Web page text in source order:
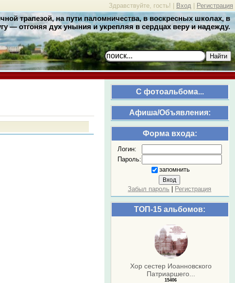
Здравствуйте, гость! | Вход Регистрация
трапезой, на пути паломничества, в воскресных школах, в
— отгоняя дух уныния и укрепляя в сердцах веру и надежду.
Найти
C фотоальбома...
Афиша/Объявления:
Форма входа:
Логин:
Пароль:
запомнить
Забыл пароль Регистрация
ТОП-15 альбомов:
Хор сестер Иоанновского
Патриаршего...
15406